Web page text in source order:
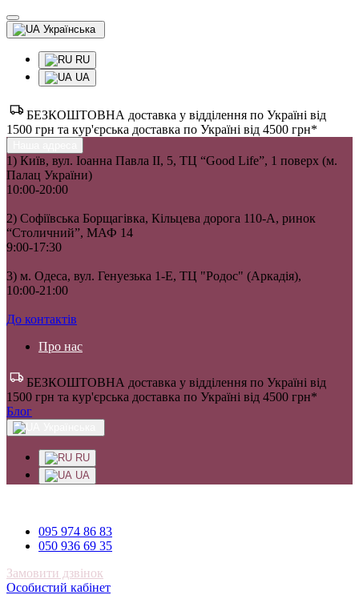
Українська
RU
UA
БЕЗКОШТОВНА доставка у відділення по Україні від
1500 грн та кур'єрська доставка по Україні від 4500 грн*
1) Київ, вул. Іоанна Павла II, 5, ТЦ “Good Life”, 1 поверх (м.
Палац України)
10:00-20:00
2) Софіївська Борщагівка, Кільцева дорога 110-А, ринок
“Столичний”, МАФ 14
9:00-17:30
3) м. Одеса, вул. Генуезька 1-Е, ТЦ "Родос" (Аркадія),
10:00-21:00
До контактів
Про нас
БЕЗКОШТОВНА доставка у відділення по Україні від
1500 грн та кур'єрська доставка по Україні від 4500 грн*
Блог
RU
UA
095 974 86 83
050 936 69 35
Замовити дзвінок
Особистий кабінет